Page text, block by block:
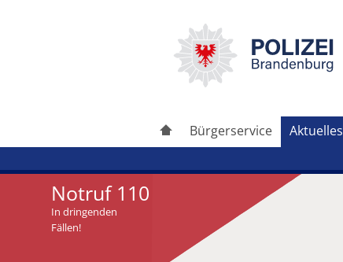
Bürgerservice Aktuelles
Notruf 110
In dringenden
Fällen!